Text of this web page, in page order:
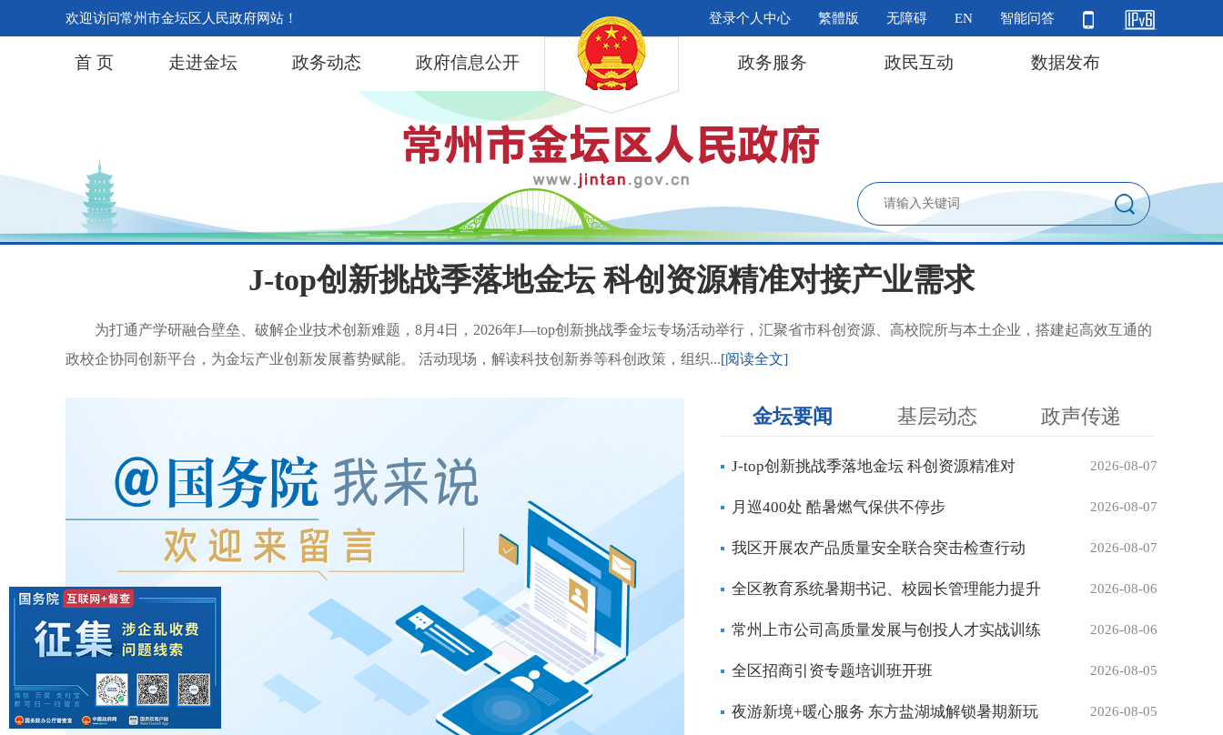
欢迎访问常州市金坛区人民政府网站！ 登录个人中心 繁體版 无障碍 EN 智能问答
首 页 走进金坛 政务动态 政府信息公开 政务服务 政民互动 数据发布
J-top创新挑战季落地金坛 科创资源精准对接产业需求
为打通产学研融合壁垒、破解企业技术创新难题，8月4日，2026年J—top创新挑战季金坛专场活动举行，汇聚省市科创资源、高校院所与本土企业，搭建起高效互通的
政校企协同创新平台，为金坛产业创新发展蓄势赋能。 活动现场，解读科技创新券等科创政策，组织...[阅读全文]
金坛要闻 基层动态 政声传递
J-top创新挑战季落地金坛 科创资源精准对 2026-08-07
月巡400处 酷暑燃气保供不停步 2026-08-07
我区开展农产品质量安全联合突击检查行动 2026-08-07
全区教育系统暑期书记、校园长管理能力提升 2026-08-06
常州上市公司高质量发展与创投人才实战训练 2026-08-06
全区招商引资专题培训班开班 2026-08-05
夜游新境+暖心服务 东方盐湖城解锁暑期新玩 2026-08-05